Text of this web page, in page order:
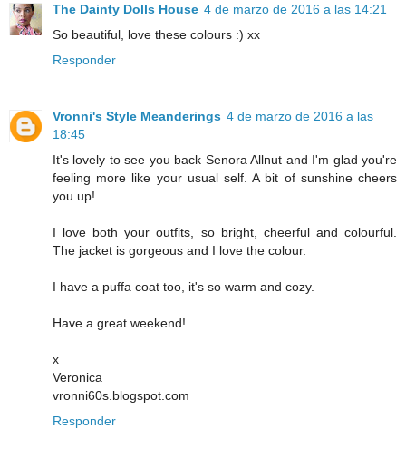
The Dainty Dolls House 4 de marzo de 2016 a las 14:21
So beautiful, love these colours :) xx
Responder
Vronni's Style Meanderings 4 de marzo de 2016 a las
18:45
It's lovely to see you back Senora Allnut and I'm glad you're
feeling more like your usual self. A bit of sunshine cheers
you up!
I love both your outfits, so bright, cheerful and colourful.
The jacket is gorgeous and I love the colour.
I have a puffa coat too, it's so warm and cozy.
Have a great weekend!
x
Veronica
vronni60s.blogspot.com
Responder